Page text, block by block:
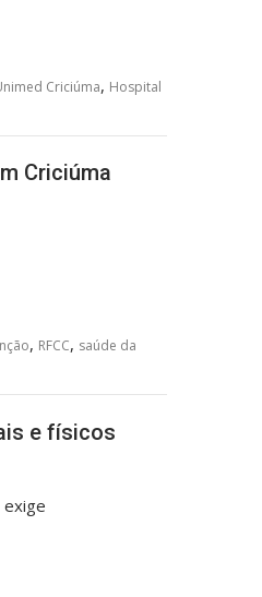
Criciúma, Hospital
Criciúma
, RFCC, saúde da
e físicos
exige